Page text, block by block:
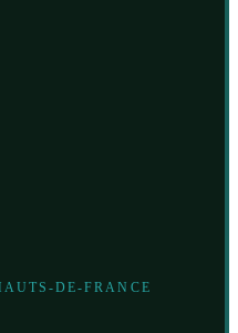
DE-FRANCE